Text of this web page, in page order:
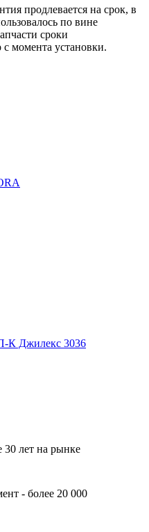
продлевается на срок, в
по вине
сроки
момента установки.
К Джилекс 3036
лет на рынке
- более 20 000